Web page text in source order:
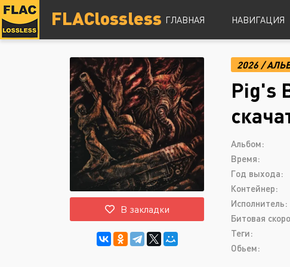
FLAClossless ГЛАВНАЯ НАВИГАЦИЯ
DSD
Hi-Res
Lossless
Vinyl
Топ 100
В закладки
2026 /
Pig's
Альбом:
Время:
Год выхода:
Контейнер:
Исполнитель:
Битовая
Теги:
Обьем: